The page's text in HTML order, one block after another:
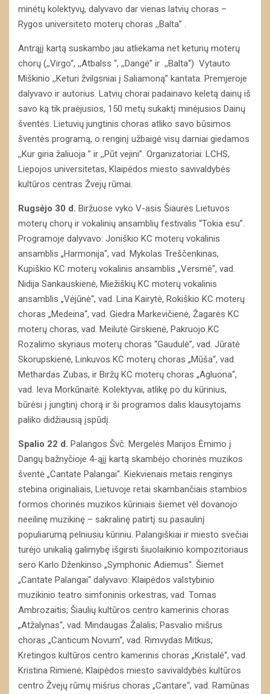
minėtų kolektyvų, dalyvavo dar vienas latvių choras –
Rygos universiteto moterų choras ,,Balta” .
Antrąjį kartą suskambo jau atliekama net keturių moterų
chorų (,,Virgo“, ,,Atbalss “, ,,Dangė” ir ,,Balta“) Vytauto
Miškinio ,,Keturi žvilgsniai į Saliamoną” kantata. Premjeroje
dalyvavo ir autorius. Latvių chorai padainavo keletą dainų iš
savo ką tik praėjusios, 150 metų sukaktį minėjusios Dainų
šventės. Lietuvių jungtinis choras atliko savo būsimos
šventės programą, o renginį užbaigė visų darniai giedamos
,,Kur giria žaliuoja ” ir ,,Pūt vejini”. Organizatoriai: LCHS,
Liepojos universitetas, Klaipėdos miesto savivaldybės
kultūros centras Žvejų rūmai.
Rugsėjo 30 d. Biržuose vyko V-asis Šiaurės Lietuvos
moterų chorų ir vokalinių ansamblių festivalis “Tokia esu”.
Programoje dalyvavo: Joniškio KC moterų vokalinis
ansamblis „Harmonija“, vad. Mykolas Treščenkinas,
Kupiškio KC moterų vokalinis ansamblis „Versmė“, vad.
Nidija Sankauskienė, Miežiškių KC moterų vokalinis
ansamblis „Vėjūnė“, vad. Lina Kairytė, Rokiškio KC moterų
choras „Medeina“, vad. Giedra Markevičienė, Žagarės KC
moterų choras, vad. Meilutė Girskienė, Pakruojo KC
Rozalimo skyriaus moterų choras “Gaudulė”, vad. Jūratė
Skorupskienė, Linkuvos KC moterų choras „Mūša“, vad.
Methardas Zubas, ir Biržų KC moterų choras „Agluona“,
vad. Ieva Morkūnaitė. Kolektyvai, atlikę po du kūrinius,
būrėsi į jungtinį chorą ir ši programos dalis klausytojams
paliko didžiausią įspūdį.
Spalio 22 d. Palangos Švč. Mergelės Marijos Ėmimo į
Dangų bažnyčioje 4-ąjį kartą skambėjo chorinės muzikos
šventė „Cantate Palangai“. Kiekvienais metais renginys
stebina originaliais, Lietuvoje retai skambančiais stambios
formos chorinės muzikos kūriniais šiemet vėl dovanojo
neeilinę muzikinę – sakralinę patirtį su pasaulinį
populiarumą pelniusiu kūriniu. Palangiškiai ir miesto svečiai
turėjo unikalią galimybę išgirsti šiuolaikinio kompozitoriaus
sero Karlo Dženkinso „Symphonic Adiemus“. Šiemet
„Cantate Palangai“ dalyvavo: Klaipėdos valstybinio
muzikinio teatro simfoninis orkestras, vad. Tomas
Ambrozaitis; Šiaulių kultūros centro kamerinis choras
„Atžalynas“, vad. Mindaugas Žalalis; Pasvalio mišrus
choras „Canticum Novum“, vad. Rimvydas Mitkus;
Kretingos kultūros centro kamerinis choras „Kristalė“, vad.
Kristina Rimienė; Klaipėdos miesto savivaldybės kultūros
centro Žvejų rūmų mišrus choras „Cantare“, vad. Ramūnas